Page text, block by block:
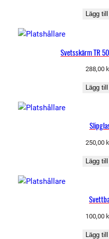
Lägg
Svetsskärm TR
288,00
Lägg
250,00
Lägg
100,00
Lägg